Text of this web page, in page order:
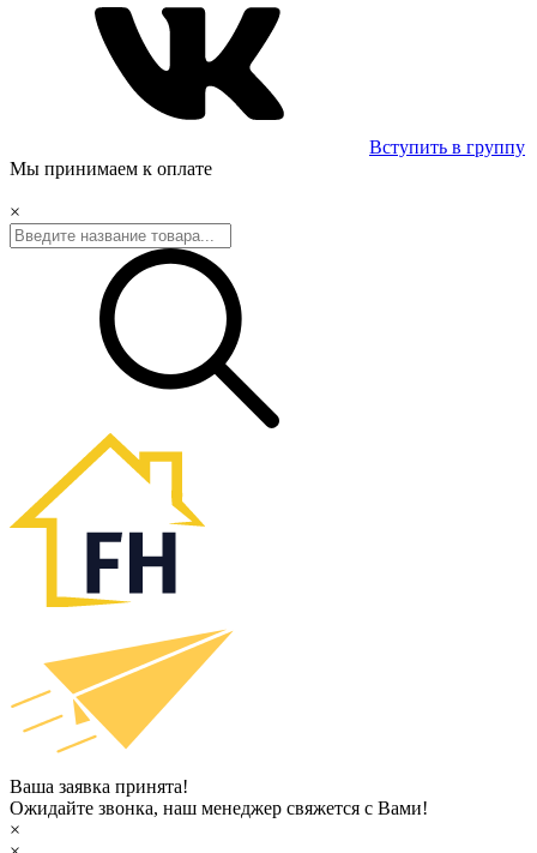
Вступить в группу
Мы принимаем к оплате
×
Ваша заявка принята!
Ожидайте звонка, наш менеджер свяжется с Вами!
×